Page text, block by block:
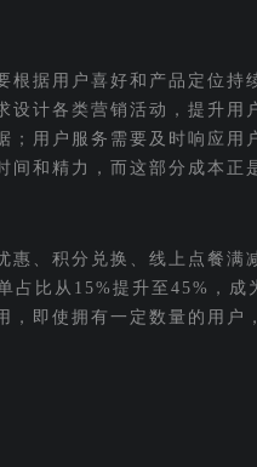
根据用户喜好和产品定位持
设计各类营销活动，提升用
；用户服务需要及时响应用
间和精力，而这部分成本正
惠、积分兑换、线上点餐满
占比从15%提升至45%，成
即使拥有一定数量的用户，